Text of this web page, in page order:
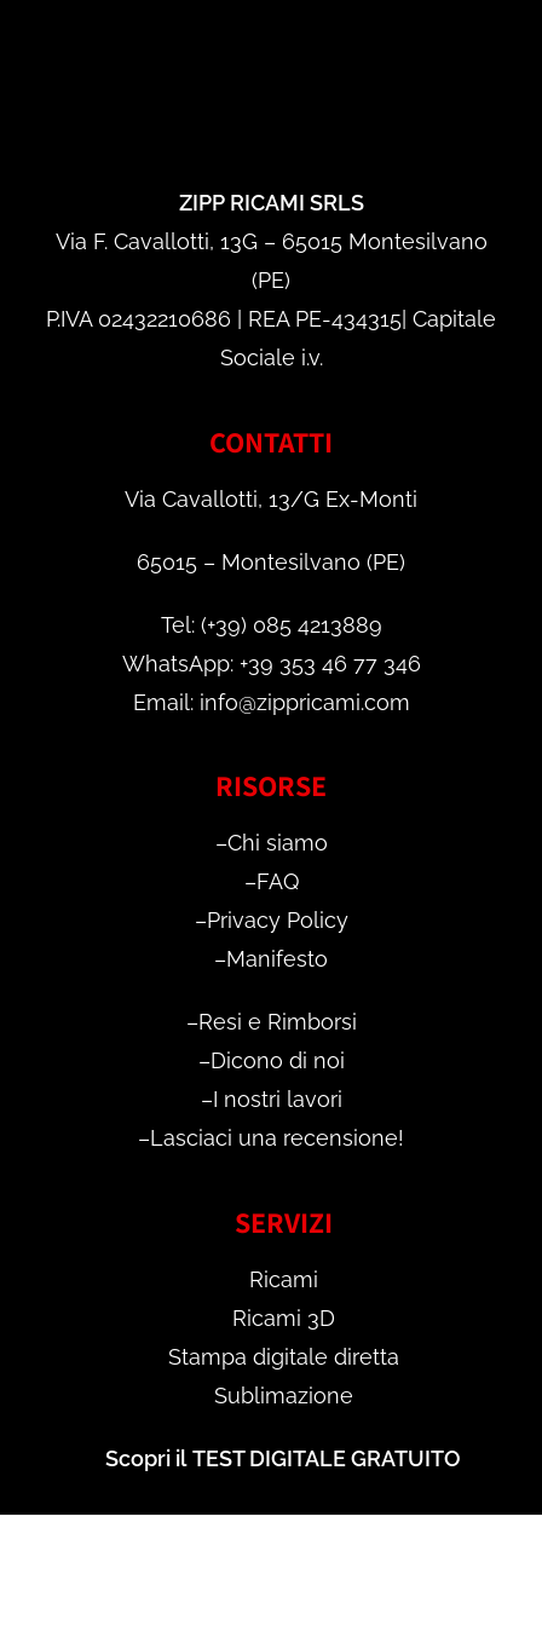
ZIPP RICAMI SRLS
Via F. Cavallotti, 13G – 65015 Montesilvano
(PE)
P.IVA 02432210686 | REA PE-434315| Capitale
Sociale i.v.
CONTATTI
Via Cavallotti, 13/G Ex-Monti
65015 – Montesilvano (PE)
Tel: (+39) 085 4213889
WhatsApp: +39 353 46 77 346
Email: info@zippricami.com
RISORSE
–Chi siamo
–FAQ
–Privacy Policy
–Manifesto
–Resi e Rimborsi
–Dicono di noi
–I nostri lavori
–Lasciaci una recensione!
SERVIZI
Ricami
Ricami 3D
Stampa digitale diretta
Sublimazione
Scopri il TEST DIGITALE GRATUITO